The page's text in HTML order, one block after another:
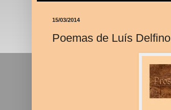
15/03/2014
Poemas de Luís Delfino